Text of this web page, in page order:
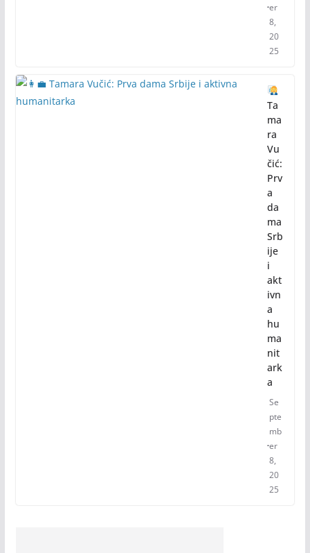
er
8,
20
25
Ta
ma
ra
Vu
čić:
Prv
a
da
ma
Srb
ije
i
akt
ivn
a
hu
ma
nit
ark
a
Se
pte
mb
er
8,
20
25